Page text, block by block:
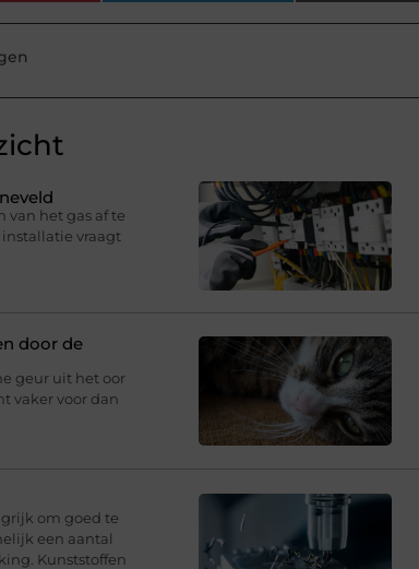
van het gas af te
vraagt
door de
geur uit het oor
vaker voor dan
om goed te
een aantal
Kunststoffen